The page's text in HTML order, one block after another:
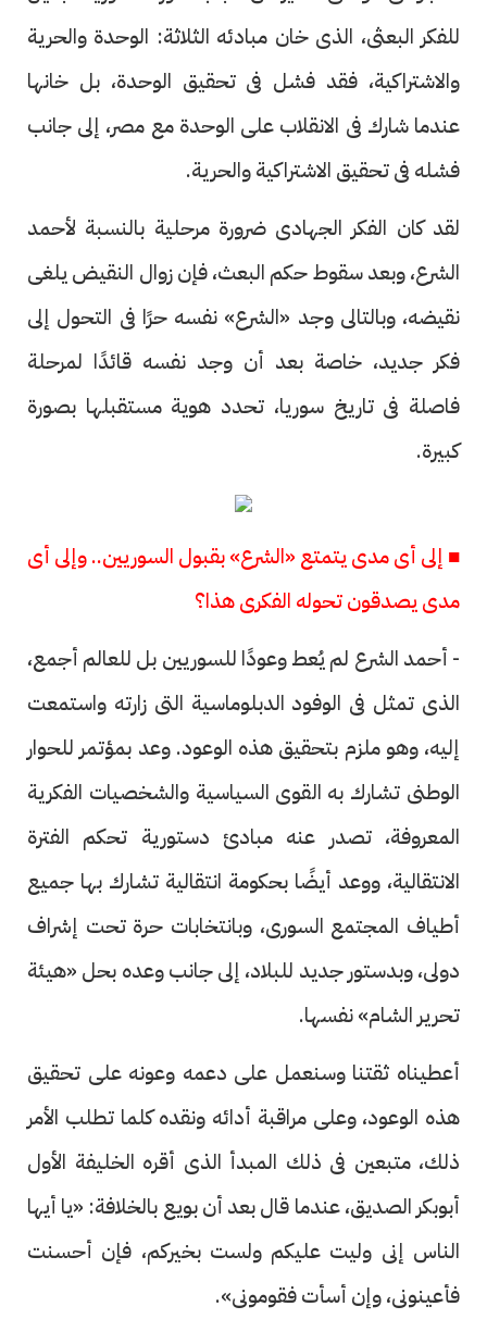
للفكر البعثى، الذى خان مبادئه الثلاثة: الوحدة والحرية
والاشتراكية، فقد فشل فى تحقيق الوحدة، بل خانها
عندما شارك فى الانقلاب على الوحدة مع مصر، إلى جانب
فشله فى تحقيق الاشتراكية والحرية.
لقد كان الفكر الجهادى ضرورة مرحلية بالنسبة لأحمد
الشرع، وبعد سقوط حكم البعث، فإن زوال النقيض يلغى
نقيضه، وبالتالى وجد «الشرع» نفسه حرًا فى التحول إلى
فكر جديد، خاصة بعد أن وجد نفسه قائدًا لمرحلة
فاصلة فى تاريخ سوريا، تحدد هوية مستقبلها بصورة
كبيرة.
■ إلى أى مدى يتمتع «الشرع» بقبول السوريين.. وإلى أى
مدى يصدقون تحوله الفكرى هذا؟
- أحمد الشرع لم يُعط وعودًا للسوريين بل للعالم أجمع،
الذى تمثل فى الوفود الدبلوماسية التى زارته واستمعت
إليه، وهو ملزم بتحقيق هذه الوعود. وعد بمؤتمر للحوار
الوطنى تشارك به القوى السياسية والشخصيات الفكرية
المعروفة، تصدر عنه مبادئ دستورية تحكم الفترة
الانتقالية، ووعد أيضًا بحكومة انتقالية تشارك بها جميع
أطياف المجتمع السورى، وبانتخابات حرة تحت إشراف
دولى، وبدستور جديد للبلاد، إلى جانب وعده بحل «هيئة
تحرير الشام» نفسها.
أعطيناه ثقتنا وسنعمل على دعمه وعونه على تحقيق
هذه الوعود، وعلى مراقبة أدائه ونقده كلما تطلب الأمر
ذلك، متبعين فى ذلك المبدأ الذى أقره الخليفة الأول
أبوبكر الصديق، عندما قال بعد أن بويع بالخلافة: «يا أيها
الناس إنى وليت عليكم ولست بخيركم، فإن أحسنت
فأعينونى، وإن أسأت فقومونى».